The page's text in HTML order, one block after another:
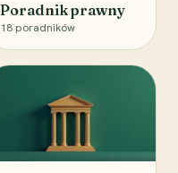
Poradnik prawny
18 poradników